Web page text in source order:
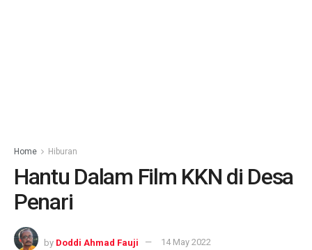
Home Hiburan
Hantu Dalam Film KKN di Desa
Penari
by Doddi Ahmad Fauji 14 May 2022